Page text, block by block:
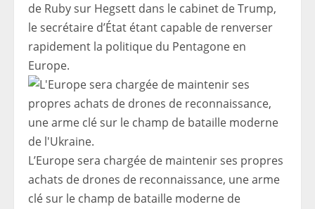
de Ruby sur Hegsett dans le cabinet de Trump,
le secrétaire d’État étant capable de renverser
rapidement la politique du Pentagone en
Europe.
L’Europe sera chargée de maintenir ses propres
achats de drones de reconnaissance, une arme
clé sur le champ de bataille moderne de